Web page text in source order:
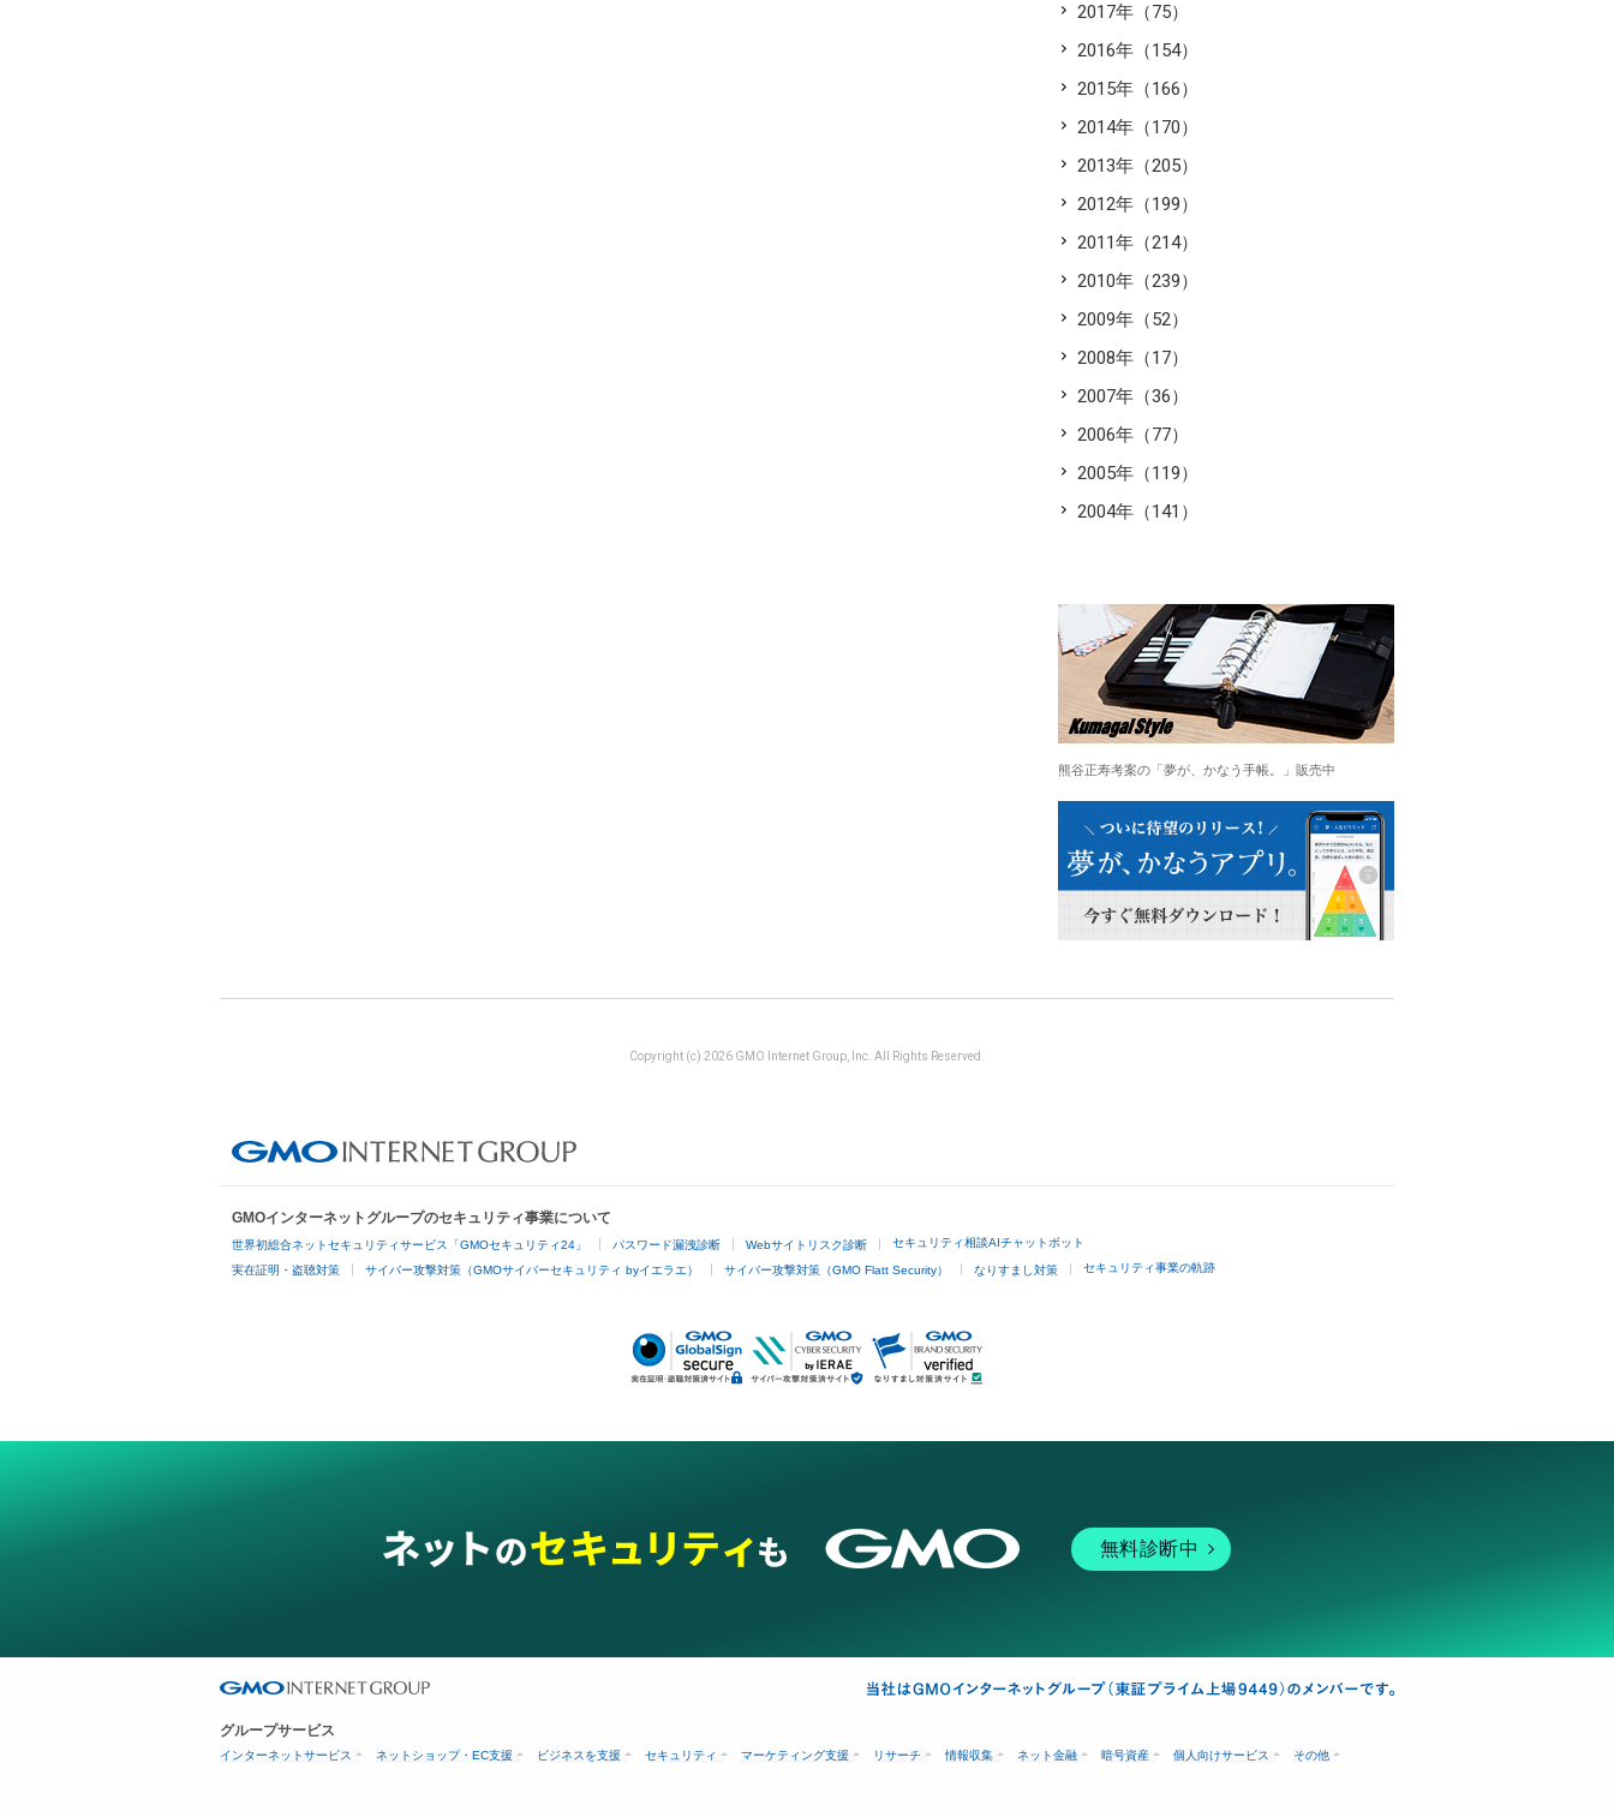
2017年（75）
2016年（154）
2015年（166）
2014年（170）
2013年（205）
2012年（199）
2011年（214）
2010年（239）
2009年（52）
2008年（17）
2007年（36）
2006年（77）
2005年（119）
2004年（141）
熊谷正寿考案の「夢が、かなう手帳。」販売中
Copyright (c) 2026 GMO Internet Group, Inc. All Rights Reserved.
GMOインターネットグループのセキュリティ事業について
世界初総合ネットセキュリティサービス「GMOセキュリティ24」 パスワード漏洩診断 Webサイトリスク診断 セキュリティ相談AIチャットボット
実在証明・盗聴対策 サイバー攻撃対策（GMOサイバーセキュリティ byイエラエ） サイバー攻撃対策（GMO Flatt Security） なりすまし対策 セキュリティ事業の軌跡
無料診断中
グループサービス
インターネットサービス ネットショップ・EC支援 ビジネスを支援 セキュリティ マーケティング支援 リサーチ 情報収集 ネット金融 暗号資産 個人向けサービス その他